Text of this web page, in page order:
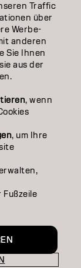
Traffic
über
Werbe-
anderen
Sie Ihnen
aus der
, wenn
, um Ihre